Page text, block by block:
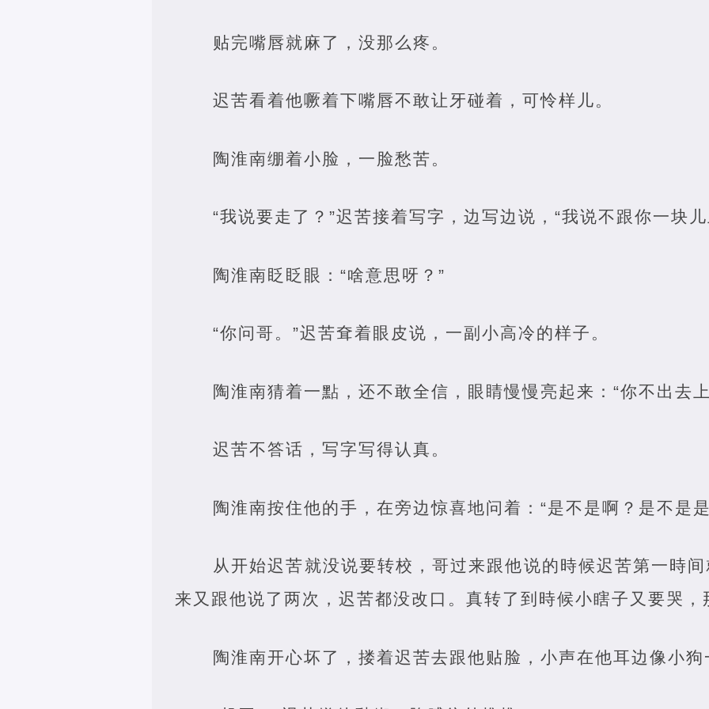
贴完嘴唇就麻了，没那么疼。
迟苦看着他噘着下嘴唇不敢让牙碰着，可怜样儿。
陶淮南绷着小脸，一脸愁苦。
“我说要走了？”迟苦接着写字，边写边说，“我说不跟你一块
陶淮南眨眨眼：“啥意思呀？”
“你问哥。”迟苦耷着眼皮说，一副小高冷的样子。
陶淮南猜着一點，还不敢全信，眼睛慢慢亮起来：“你不出去
迟苦不答话，写字写得认真。
陶淮南按住他的手，在旁边惊喜地问着：“是不是啊？是不是
从开始迟苦就没说要转校，哥过来跟他说的時候迟苦第一時
来又跟他说了两次，迟苦都没改口。真转了到時候小瞎子又要哭，
陶淮南开心坏了，搂着迟苦去跟他贴脸，小声在他耳边像小狗